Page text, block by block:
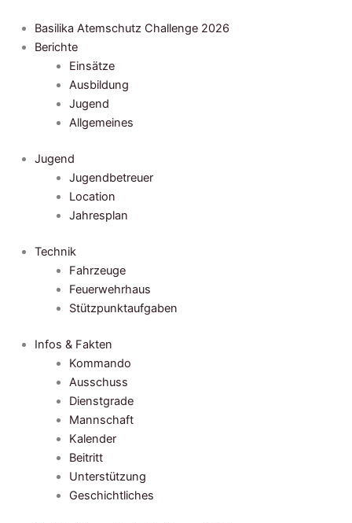
Inhalt
springen
Basilika Atemschutz Challenge 2026
Berichte
Einsätze
Ausbildung
Jugend
Allgemeines
Jugend
Jugendbetreuer
Location
Jahresplan
Technik
Fahrzeuge
Feuerwehrhaus
Stützpunktaufgaben
Infos & Fakten
Kommando
Ausschuss
Dienstgrade
Mannschaft
Kalender
Beitritt
Unterstützung
Geschichtliches